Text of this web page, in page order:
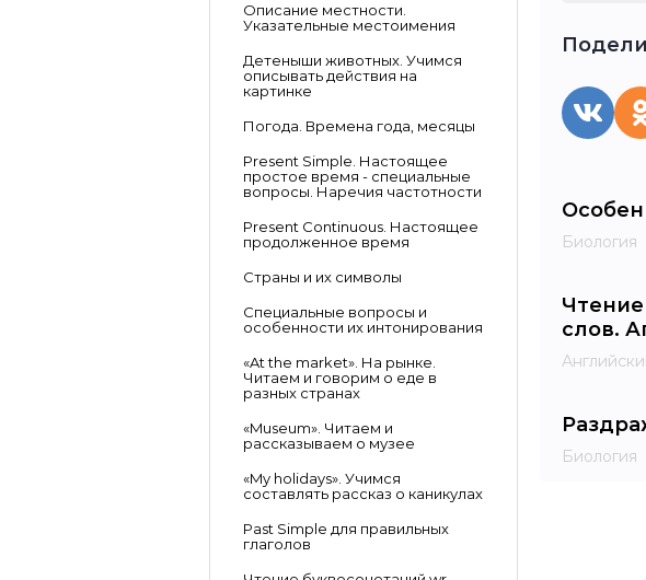
Описание местности.
Указательные местоимения
Детеныши животных. Учимся
описывать действия на
картинке
Погода. Времена года, месяцы
Present Simple. Настоящее
простое время - специальные
вопросы. Наречия частотности
Present Continuous. Настоящее
продолженное время
Страны и их символы
Специальные вопросы и
особенности их интонирования
«At the market». На рынке.
Читаем и говорим о еде в
разных странах
«Museum». Читаем и
рассказываем о музее
«My holidays». Учимся
составлять рассказ о каникулах
Past Simple для правильных
глаголов
Биология
слов.
Биология